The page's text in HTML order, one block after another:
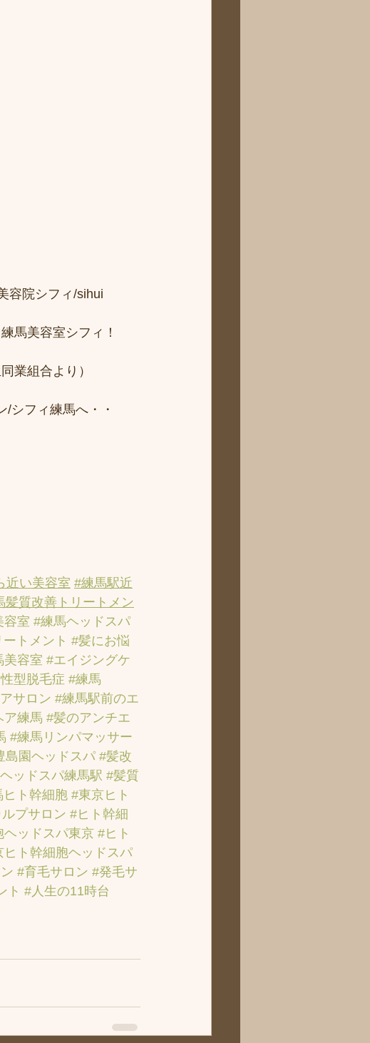
容院シフィ/sihui
馬美容室シフィ！
業組合より）
シフィ練馬へ・・
近い美容室 #練馬駅近
髪質改善トリートメン
容室 #練馬ヘッドスパ
トメント #髪にお悩
美容室 #エイジングケ
型脱毛症 #練馬
サロン #練馬駅前のエ
ア練馬 #髪のアンチエ
#練馬リンパマッサー
島園ヘッドスパ #髪改
ッドスパ練馬駅 #髪質
ヒト幹細胞 #東京ヒト
プサロン #ヒト幹細
ヘッドスパ東京 #ヒト
ヒト幹細胞ヘッドスパ
#育毛サロン #発毛サ
ト #人生の11時台